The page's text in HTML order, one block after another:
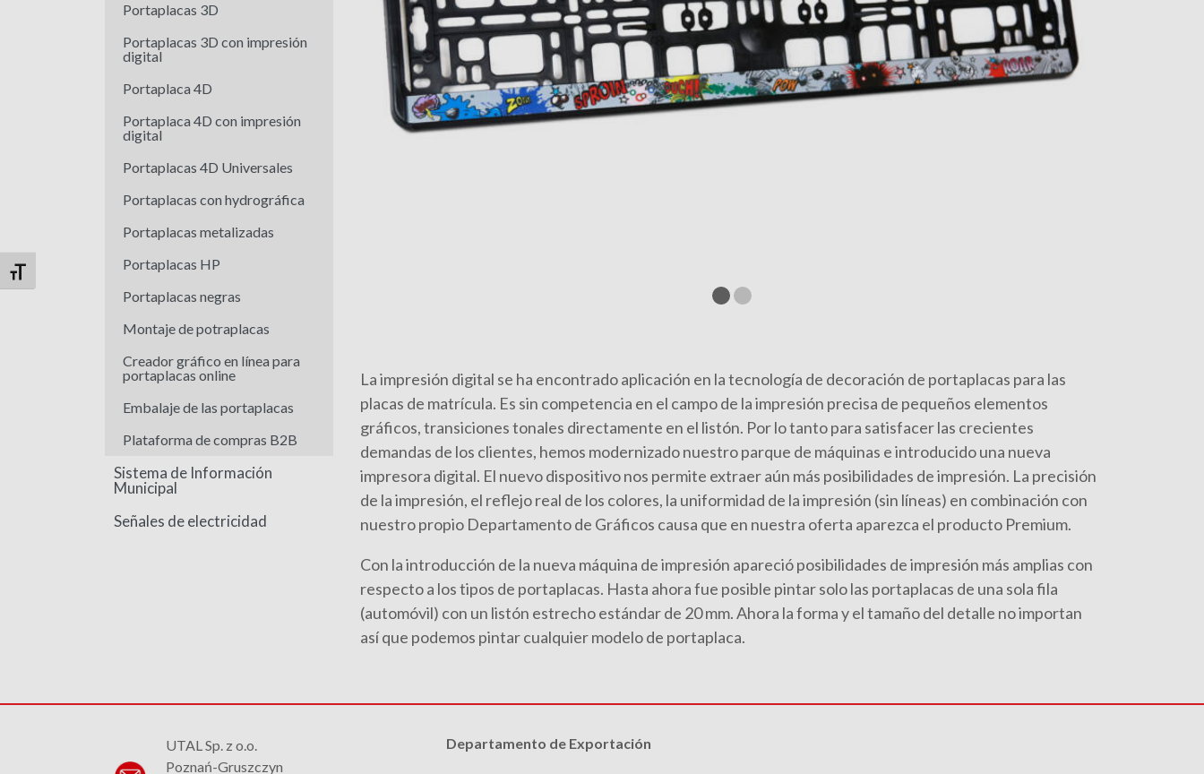
Alternar tamaño de letra
La impresión digital se ha encontrado aplicación en la tecnología de decoración de portaplacas para las
placas de matrícula. Es sin competencia en el campo de la impresión precisa de pequeños elementos
gráficos, transiciones tonales directamente en el listón. Por lo tanto para satisfacer las crecientes
demandas de los clientes, hemos modernizado nuestro parque de máquinas e introducido una nueva
impresora digital. El nuevo dispositivo nos permite extraer aún más posibilidades de impresión. La precisión
de la impresión, el reflejo real de los colores, la uniformidad de la impresión (sin líneas) en combinación con
nuestro propio Departamento de Gráficos causa que en nuestra oferta aparezca el producto Premium.
Con la introducción de la nueva máquina de impresión apareció posibilidades de impresión más amplias con
respecto a los tipos de portaplacas. Hasta ahora fue posible pintar solo las portaplacas de una sola fila
(automóvil) con un listón estrecho estándar de 20 mm. Ahora la forma y el tamaño del detalle no importan
así que podemos pintar cualquier modelo de portaplaca.
Portaplacas 3D
Portaplacas 3D con impresión
digital
Portaplaca 4D
Portaplaca 4D con impresión
digital
Portaplacas 4D Universales
Portaplacas con hydrográfica
Portaplacas metalizadas
Portaplacas HP
Portaplacas negras
Montaje de potraplacas
Creador gráfico en línea para
portaplacas online
Embalaje de las portaplacas
Plataforma de compras B2B
Sistema de Información
Municipal
Señales de electricidad
UTAL Sp. z o.o.
Poznań-Gruszczyn
Departamento de Exportación